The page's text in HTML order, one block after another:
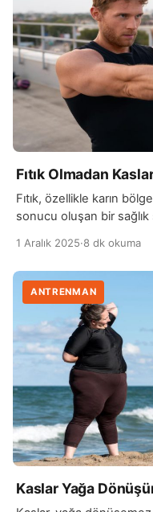
Ayrıca dinamik esneme
Fıtık Olmadan
Fıtık, özellikle karın
sonucu oluşan bir
teknikle çalışmak, aşırı
egzersizleri seçmek
destekleyerek ve
gelişimini destekler
1 Aralık 2025·8 dk okuma
ANTRENMAN
Kaslar Yağa